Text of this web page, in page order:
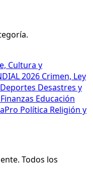
Cultura y
2026 Crimen, Ley
Deportes Desastres y
Educación
Política Religión y
Todos los